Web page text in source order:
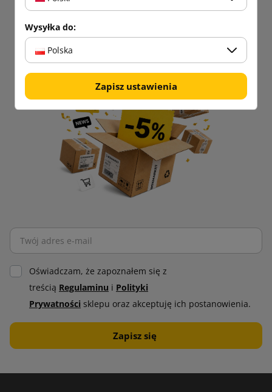
Zyskaj 5% rabatu na pierwsze
Bądź zawsze na bieżąco!
Oświadczam, że zapoznałem się z
treścią Regulaminu i Polityki
Prywatności sklepu oraz akceptuję ich postanowienia.
Wysyłka do:
Polska
Zapisz ustawienia